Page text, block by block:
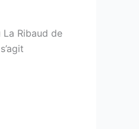
La Ribaud de